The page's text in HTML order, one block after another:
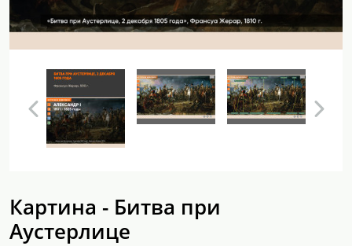
Картина - Битва при
Аустерлице